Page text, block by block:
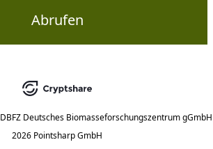
Abrufen
DBFZ Deutsches Biomasseforschungszentrum gGmbH
2026 Pointsharp GmbH